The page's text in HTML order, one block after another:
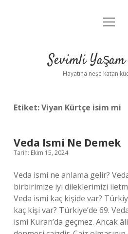
Anasayfa
Yasal
menüyü
Sevimli Yaşam
Hayatına neşe katan
Etiket:Viyan Kürtçe isim mi
Veda Ismi Ne Demek
Tarih: Ekim 15, 2024
Veda ismi ne anlama gelir?
birbirimize iyi dileklerimizi
Veda ismi kaç kişide var?
kaç kişi var? Türkiye’de 69.
ismi Kuran’da geçmez. Ancak